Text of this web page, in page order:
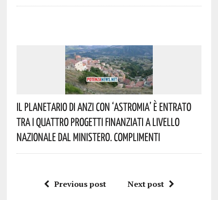
Il Planetario Di Anzi Con ‘Astromia’ È Entrato
Tra I Quattro Progetti Finanziati A Livello
Nazionale Dal Ministero. Complimenti
Previous post Next post